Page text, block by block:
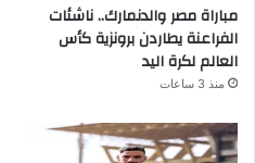
مباراة مصر والدنمارك.. ناشئات
الفراعنة يطاردن برونزية كأس
العالم لكرة اليد
منذ 3 ساعات